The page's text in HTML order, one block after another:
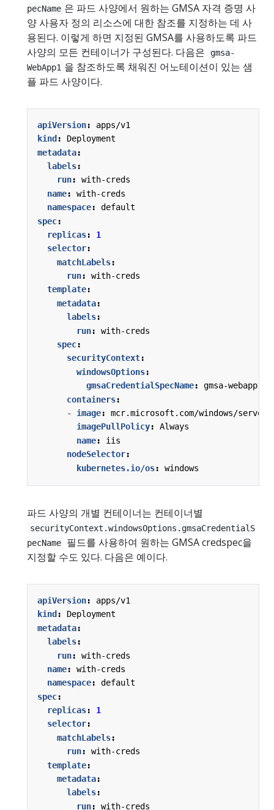
pecName 은 파드 사양에서 원하는 GMSA 자격 증명 사
양 사용자 정의 리소스에 대한 참조를 지정하는 데 사
용된다. 이렇게 하면 지정된 GMSA를 사용하도록 파드
사양의 모든 컨테이너가 구성된다. 다음은
gmsa-
WebApp1 을 참조하도록 채워진 어노테이션이 있는 샘
플 파드 사양이다.
apiVersion:
apps/v1
kind :
Deployment
metadata:
labels:
run:
with-creds
name:
with-creds
namespace:
default
spec:
replicas:
1
selector:
matchLabels:
run:
with-creds
template:
metadata:
labels:
run:
with-creds
spec:
securityContext:
windowsOptions:
gmsaCredentialSpecName:
gmsa-webapp1
containers:
- image:
mcr.microsoft.com/windows/
imagePullPolicy:
Always
name:
iis
nodeSelector:
kubernetes.io/os: windows
파드 사양의 개별 컨테이너는 컨테이너별
securityContext.windowsOptions.gmsaCredentialS
pecName
필드를 사용하여 원하는 GMSA credspec을
지정할 수도 있다. 다음은 예이다.
apiVersion:
apps/v1
kind :
Deployment
metadata:
labels:
run:
with-creds
name:
with-creds
namespace:
default
spec:
replicas:
1
selector:
matchLabels:
run:
with-creds
template:
metadata:
labels:
run: with-creds